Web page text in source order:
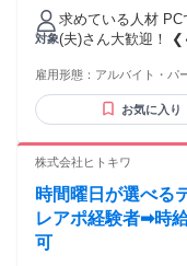
対象
求めている人材 PCで文
(夫)さん大歓迎！
ブランクがある方
ポート体制が整っています！ ❯❯❯❯
❮❮❮❮ ￣￣￣￣￣
でしっかり収入を
予定を優先して働
＜経験者は即戦力
雇用形態： アルバイト・パ
お気に入り
株式会社ヒトキワ
時間曜日が選べる
レアポ経験者➡時
可